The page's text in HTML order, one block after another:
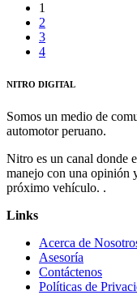
1
2
3
4
NITRO DIGITAL
Somos un medio de
automotor peruano.
Nitro es un canal donde
manejo con una opinión
próximo vehículo. .
Links
Acerca de
Asesoría
Contáctenos
Políticas de